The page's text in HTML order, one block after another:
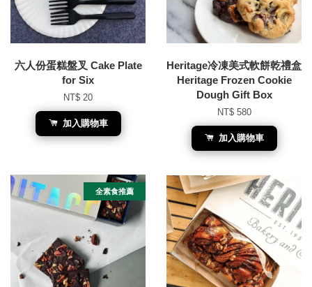
六人份蛋糕盤叉 Cake Plate
for Six
NT$ 20
加入購物車
Heritage冷凍美式軟餅乾禮盒
Heritage Frozen Cookie
Dough Gift Box
NT$ 580
加入購物車
全素食推薦